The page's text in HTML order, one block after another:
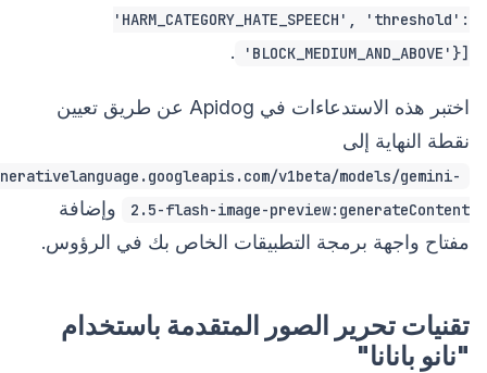
'HARM_CATEGORY_HATE_SPEECH', 'threshold':
'BLOCK_MEDIUM_AND_ABOVE'}]
.
اختبر هذه الاستدعاءات في Apidog عن طريق تعيين
نقطة النهاية إلى
v1beta/models/gemini-
2.5-flash-image-preview:generateContent
وإضافة
مفتاح واجهة برمجة التطبيقات الخاص بك في الرؤوس.
تقنيات تحرير الصور المتقدمة باستخدام
"نانو بانانا"